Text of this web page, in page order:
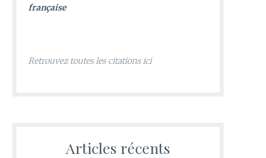
française
Retrouvez toutes les citations ici
Articles récents